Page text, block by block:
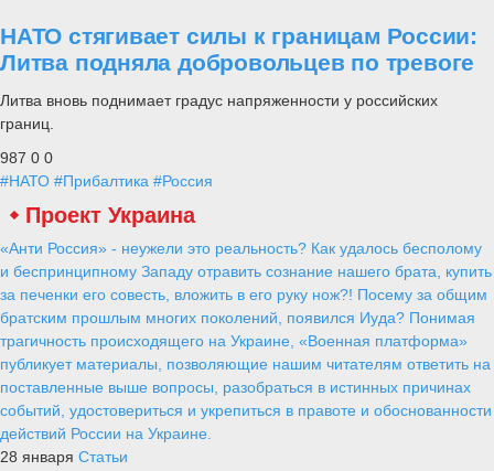
НАТО стягивает силы к границам России:
Литва подняла добровольцев по тревоге
Литва вновь поднимает градус напряженности у российских
границ.
987 0 0
#НАТО #Прибалтика #Россия
Проект Украина
«Анти Россия» - неужели это реальность? Как удалось бесполому
и беспринципному Западу отравить сознание нашего брата, купить
за печенки его совесть, вложить в его руку нож?! Посему за общим
братским прошлым многих поколений, появился Иуда? Понимая
трагичность происходящего на Украине, «Военная платформа»
публикует материалы, позволяющие нашим читателям ответить на
поставленные выше вопросы, разобраться в истинных причинах
событий, удостовериться и укрепиться в правоте и обоснованности
действий России на Украине.
28 января Статьи